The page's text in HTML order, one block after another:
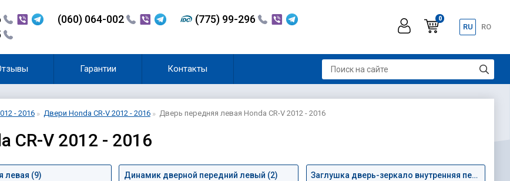
(060) 064-002
(775) 99-296
0
RU RO
Гарантии Контакты
- 2016 Двери Honda CR-V 2012 - 2016 Дверь передняя левая Honda CR-V 2012 - 2016
CR-V 2012 - 2016
левая (9) Динамик дверной передний левый (2) Заглушка дверь-зеркало внутренняя передняя левая (1)